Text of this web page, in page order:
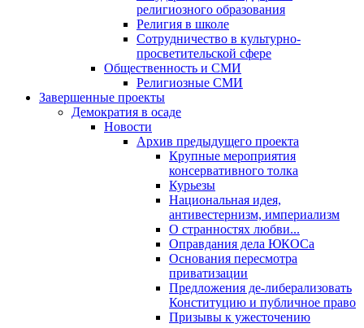
религиозного образования
Религия в школе
Сотрудничество в культурно-
просветительской сфере
Общественность и СМИ
Религиозные СМИ
Завершенные проекты
Демократия в осаде
Новости
Архив предыдущего проекта
Крупные мероприятия
консервативного толка
Курьезы
Национальная идея,
антивестернизм, империализм
О странностях любви...
Оправдания дела ЮКОСа
Основания пересмотра
приватизации
Предложения де-либерализовать
Конституцию и публичное право
Призывы к ужесточению